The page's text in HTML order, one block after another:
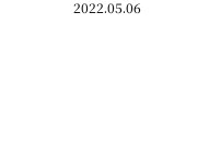
2022.05.06